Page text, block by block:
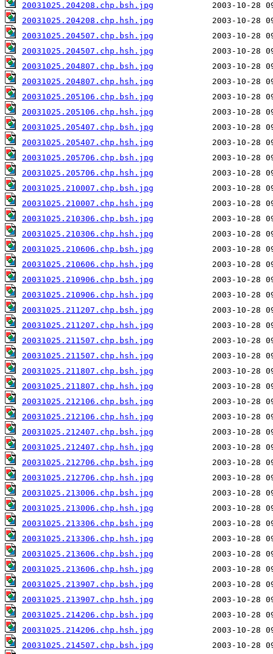
20031025.204208.chp.bsh.jpg
20031025.204208.chp.hsh.jpg
20031025.204507.chp.bsh.jpg
20031025.204507.chp.hsh.jpg
20031025.204807.chp.bsh.jpg
20031025.204807.chp.hsh.jpg
20031025.205106.chp.bsh.jpg
20031025.205106.chp.hsh.jpg
20031025.205407.chp.bsh.jpg
20031025.205407.chp.hsh.jpg
20031025.205706.chp.bsh.jpg
20031025.205706.chp.hsh.jpg
20031025.210007.chp.bsh.jpg
20031025.210007.chp.hsh.jpg
20031025.210306.chp.bsh.jpg
20031025.210306.chp.hsh.jpg
20031025.210606.chp.bsh.jpg
20031025.210606.chp.hsh.jpg
20031025.210906.chp.bsh.jpg
20031025.210906.chp.hsh.jpg
20031025.211207.chp.bsh.jpg
20031025.211207.chp.hsh.jpg
20031025.211507.chp.bsh.jpg
20031025.211507.chp.hsh.jpg
20031025.211807.chp.bsh.jpg
20031025.211807.chp.hsh.jpg
20031025.212106.chp.bsh.jpg
20031025.212106.chp.hsh.jpg
20031025.212407.chp.bsh.jpg
20031025.212407.chp.hsh.jpg
20031025.212706.chp.bsh.jpg
20031025.212706.chp.hsh.jpg
20031025.213006.chp.bsh.jpg
20031025.213006.chp.hsh.jpg
20031025.213306.chp.bsh.jpg
20031025.213306.chp.hsh.jpg
20031025.213606.chp.bsh.jpg
20031025.213606.chp.hsh.jpg
20031025.213907.chp.bsh.jpg
20031025.213907.chp.hsh.jpg
20031025.214206.chp.bsh.jpg
20031025.214206.chp.hsh.jpg
20031025.214507.chp.bsh.jpg